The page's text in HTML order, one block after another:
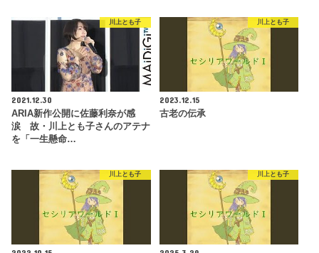
川上とも子
2021.12.30
ARIA新作公開に佐藤利奈が感
涙 故・川上とも子さんのアテナ
を「一生懸命…
川上とも子
2023.12.15
古老の伝承
川上とも子 川上とも子